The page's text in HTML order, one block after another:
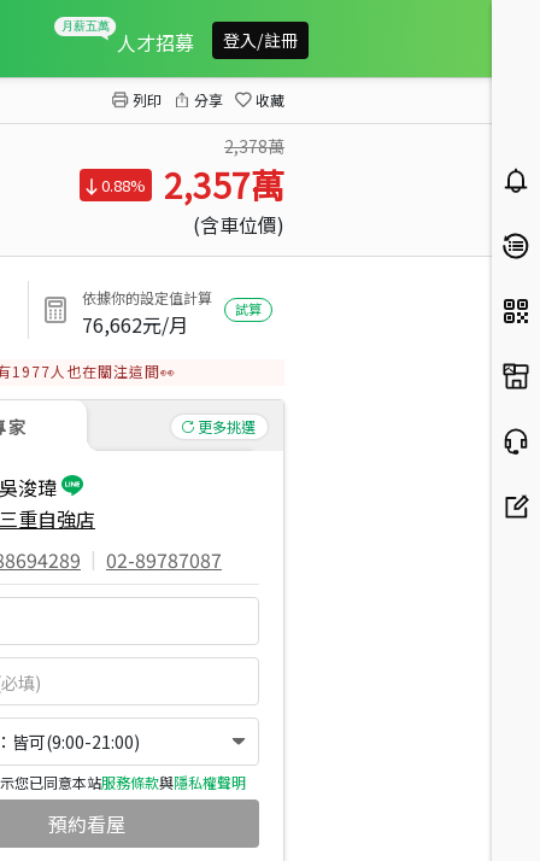
人才招募 登入/註冊
列印 分享 收藏
2,378萬
0.88% 2,357萬
(含車位價)
依據你的設定值計算
76,662元/月
試算
1977人也在關注這間👀
家 更多挑選
吳浚瑋
三重自強店
| 02-89787087
皆可(9:00-21:00)
您已同意本站服務條款與隱私權聲明
預約看屋